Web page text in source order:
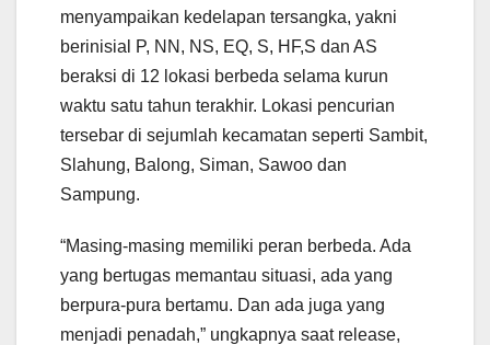
menyampaikan kedelapan tersangka, yakni
berinisial P, NN, NS, EQ, S, HF,S dan AS
beraksi di 12 lokasi berbeda selama kurun
waktu satu tahun terakhir. Lokasi pencurian
tersebar di sejumlah kecamatan seperti Sambit,
Slahung, Balong, Siman, Sawoo dan
Sampung.
“Masing-masing memiliki peran berbeda. Ada
yang bertugas memantau situasi, ada yang
berpura-pura bertamu. Dan ada juga yang
menjadi penadah,” ungkapnya saat release,